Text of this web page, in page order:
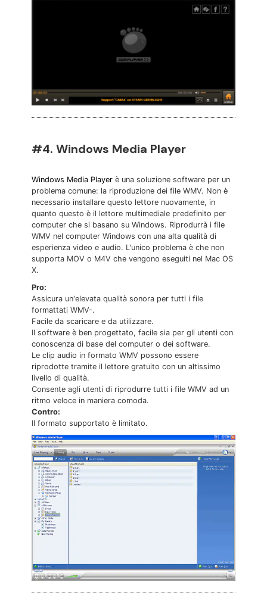
#4. Windows Media Player
Windows Media Player è una soluzione software per un
problema comune: la riproduzione dei file WMV. Non è
necessario installare questo lettore nuovamente, in
quanto questo è il lettore multimediale predefinito per
computer che si basano su Windows. Riprodurrà i file
WMV nel computer Windows con una alta qualità di
esperienza video e audio. L'unico problema è che non
supporta MOV o M4V che vengono eseguiti nel Mac OS
X.
Pro:
Assicura un'elevata qualità sonora per tutti i file
formattati WMV-.
Facile da scaricare e da utilizzare.
Il software è ben progettato, facile sia per gli utenti con
conoscenza di base del computer o dei software.
Le clip audio in formato WMV possono essere
riprodotte tramite il lettore gratuito con un altissimo
livello di qualità.
Consente agli utenti di riprodurre tutti i file WMV ad un
ritmo veloce in maniera comoda.
Contro:
Il formato supportato è limitato.